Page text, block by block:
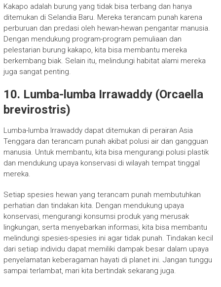
Kakapo adalah burung yang tidak bisa terbang dan hanya
ditemukan di Selandia Baru. Mereka terancam punah karena
perburuan dan predasi oleh hewan-hewan pengantar manusia.
Dengan mendukung program-program pemuliaan dan
pelestarian burung kakapo, kita bisa membantu mereka
berkembang biak. Selain itu, melindungi habitat alami mereka
juga sangat penting.
10. Lumba-lumba Irrawaddy (Orcaella
brevirostris)
Lumba-lumba Irrawaddy dapat ditemukan di perairan Asia
Tenggara dan terancam punah akibat polusi air dan gangguan
manusia. Untuk membantu, kita bisa mengurangi polusi plastik
dan mendukung upaya konservasi di wilayah tempat tinggal
mereka.
Setiap spesies hewan yang terancam punah membutuhkan
perhatian dan tindakan kita. Dengan mendukung upaya
konservasi, mengurangi konsumsi produk yang merusak
lingkungan, serta menyebarkan informasi, kita bisa membantu
melindungi spesies-spesies ini agar tidak punah. Tindakan kecil
dari setiap individu dapat memiliki dampak besar dalam upaya
penyelamatan keberagaman hayati di planet ini. Jangan tunggu
sampai terlambat, mari kita bertindak sekarang juga.